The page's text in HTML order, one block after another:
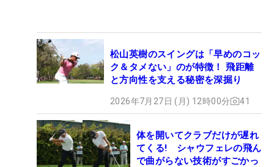
松山英樹のスイングは「早めのコッ
ク＆タメない」のが特徴！ 飛距離
と方向性を支える秘密を深掘り
2026年7月27日 (月) 12時00分 41
体を開いてクラブだけが遅れ
てくる! シャウフェレの飛ん
で曲がらない技術がすごかっ